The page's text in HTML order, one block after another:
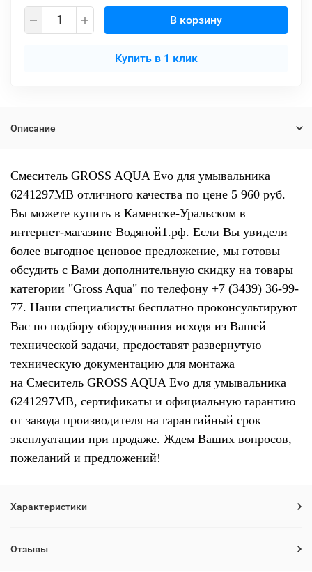
В корзину
Купить в 1 клик
Описание
Смеситель GROSS AQUA Evo для умывальника
6241297MB отличного качества по цене 5 960 руб.
Вы можете купить в Каменске-Уральском в
интернет-магазине Водяной1.рф. Если Вы увидели
более выгодное ценовое предложение, мы готовы
обсудить с Вами дополнительную скидку на товары
категории "Gross Aqua" по телефону +7 (3439) 36-99-
77. Наши специалисты бесплатно проконсультируют
Вас по подбору оборудования исходя из Вашей
технической задачи, предоставят развернутую
техническую документацию для монтажа
на Смеситель GROSS AQUA Evo для умывальника
6241297MB, сертификаты и официальную гарантию
от завода производителя на гарантийный срок
эксплуатации при продаже. Ждем Ваших вопросов,
пожеланий и предложений!
Характеристики
Отзывы